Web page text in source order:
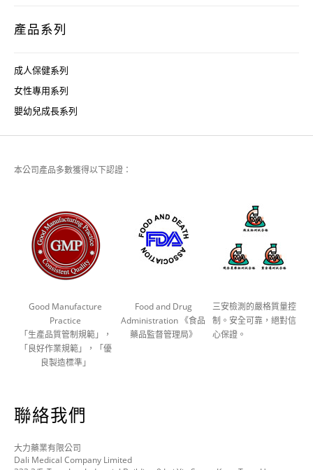
產品系列
成人保健系列
女性專用系列
嬰幼兒成長系列
本公司產品多數獲得以下認證：
Good Manufacture
Practice
「生產品質管制規範」，
「良好作業規範」，「優
良製造標準」
Food and Drug
Administration 《食品
藥品監督管理局》
三安檢測的嚴格質量控
制。安全可靠，絕對信
心保證。
聯絡我們
大力藥業有限公司
Dali Medical Company Limited